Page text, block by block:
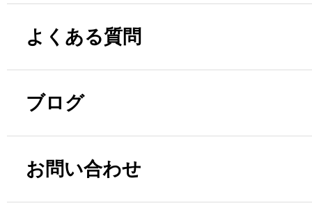
よくある質問
ブログ
お問い合わせ